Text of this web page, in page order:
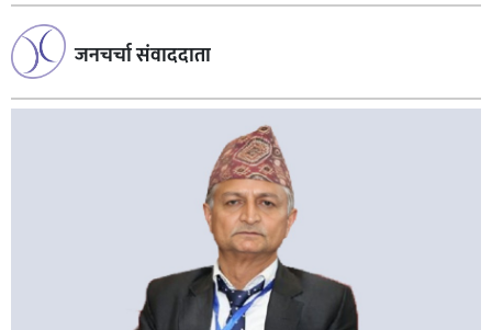
जनचर्चा संवाददाता